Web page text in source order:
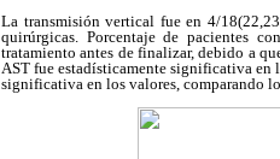
La transmisión vertical fue en 4/
quirúrgicas. Porcentaje de pacientes
tratamiento antes de finalizar, debido a
AST fue estadísticamente significativa en
significativa en los valores, comparando